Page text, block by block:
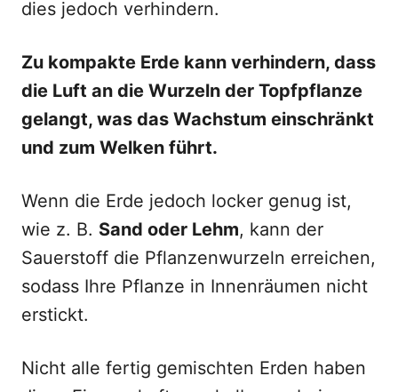
dies jedoch verhindern.
Zu kompakte Erde kann verhindern, dass
die Luft an die Wurzeln der Topfpflanze
gelangt, was das Wachstum einschränkt
und zum Welken führt.
Wenn die Erde jedoch locker genug ist,
wie z. B. Sand oder Lehm, kann der
Sauerstoff die Pflanzenwurzeln erreichen,
sodass Ihre Pflanze in Innenräumen nicht
erstickt.
Nicht alle fertig gemischten Erden haben